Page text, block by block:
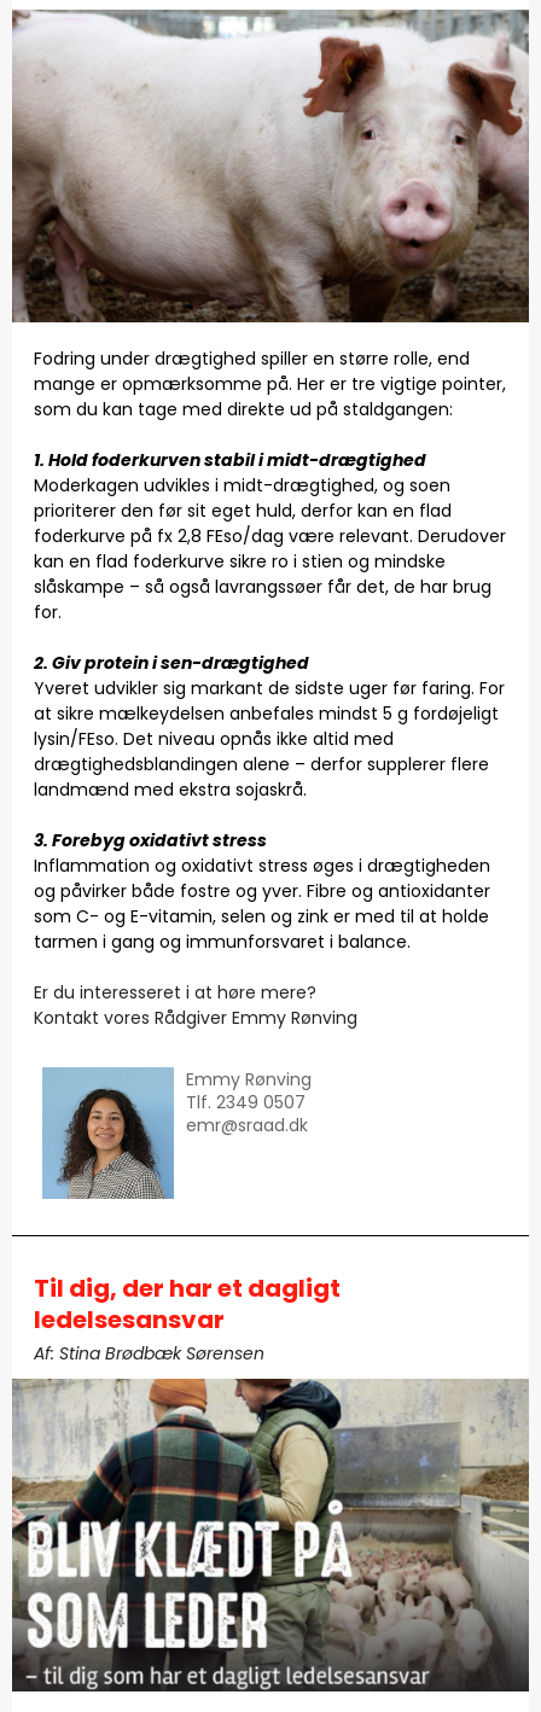
Fodring under drægtighed spiller en større rolle, end
mange er opmærksomme på. Her er tre vigtige pointer,
som du kan tage med direkte ud på staldgangen:
1. Hold foderkurven stabil i midt-drægtighed
Moderkagen udvikles i midt-drægtighed, og soen
prioriterer den før sit eget huld, derfor kan en flad
foderkurve på fx 2,8 FEso/dag være relevant. Derudover
kan en flad foderkurve sikre ro i stien og mindske
slåskampe – så også lavrangssøer får det, de har brug
for.
2. Giv protein i sen-drægtighed
Yveret udvikler sig markant de sidste uger før faring. For
at sikre mælkeydelsen anbefales mindst 5 g fordøjeligt
lysin/FEso. Det niveau opnås ikke altid med
drægtighedsblandingen alene – derfor supplerer flere
landmænd med ekstra sojaskrå.
3. Forebyg oxidativt stress
Inflammation og oxidativt stress øges i drægtigheden
og påvirker både fostre og yver. Fibre og antioxidanter
som C- og E-vitamin, selen og zink er med til at holde
tarmen i gang og immunforsvaret i balance.
Er du interesseret i at høre mere?
Kontakt vores Rådgiver Emmy Rønving
Emmy Rønving
Tlf. 2349 0507
emr@sraad.dk
Til dig, der har et dagligt
ledelsesansvar
Af: Stina Brødbæk Sørensen